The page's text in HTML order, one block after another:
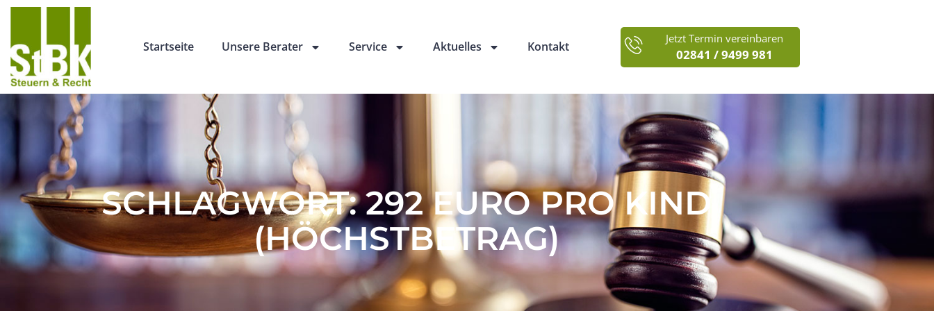
Startseite Unsere Berater Service Aktuelles Kontakt
Jetzt Termin vereinbaren
02841 / 9499 981
SCHLAGWORT: 292 EURO PRO KIND
(HÖCHSTBETRAG)